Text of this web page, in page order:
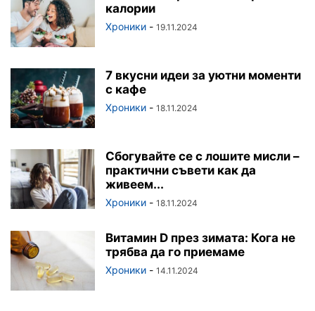
калории
Хроники - 19.11.2024
7 вкусни идеи за уютни моменти
с кафе
Хроники - 18.11.2024
Сбогувайте се с лошите мисли –
практични съвети как да
живеем...
Хроники - 18.11.2024
Витамин D през зимата: Кога не
трябва да го приемаме
Хроники - 14.11.2024